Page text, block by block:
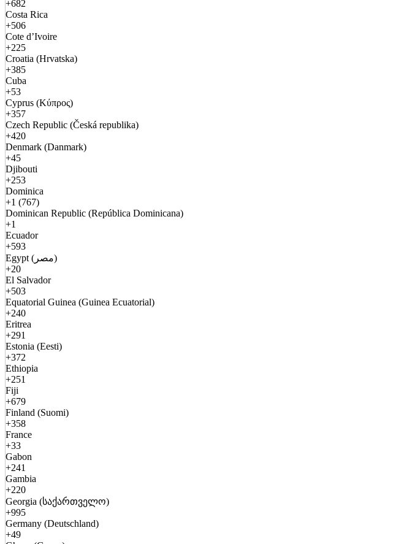
+682
Costa Rica
+506
Cote d’Ivoire
+225
Croatia (Hrvatska)
+385
Cuba
+53
Cyprus (Κύπρος)
+357
Czech Republic (Česká republika)
+420
Denmark (Danmark)
+45
Djibouti
+253
Dominica
+1 (767)
Dominican Republic (República Dominicana)
+1
Ecuador
+593
Egypt (مصر)
+20
El Salvador
+503
Equatorial Guinea (Guinea Ecuatorial)
+240
Eritrea
+291
Estonia (Eesti)
+372
Ethiopia
+251
Fiji
+679
Finland (Suomi)
+358
France
+33
Gabon
+241
Gambia
+220
Georgia (საქართველო)
+995
Germany (Deutschland)
+49